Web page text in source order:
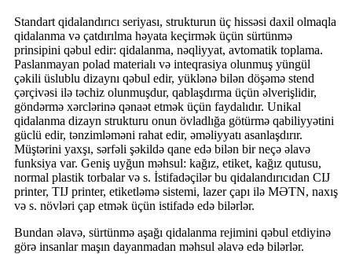
Standart qidalandırıcı seriyası, strukturun üç hissəsi daxil olmaqla
qidalanma və çatdırılma həyata keçirmək üçün sürtünmə
prinsipini qəbul edir: qidalanma, nəqliyyat, avtomatik toplama.
Paslanmayan polad materialı və inteqrasiya olunmuş yüngül
çəkili üslublu dizaynı qəbul edir, yüklənə bilən döşəmə stend
çərçivəsi ilə təchiz olunmuşdur, qablaşdırma üçün əlverişlidir,
göndərmə xərclərinə qənaət etmək üçün faydalıdır. Unikal
qidalanma dizayn strukturu onun övladlığa götürmə qabiliyyətini
güclü edir, tənzimləməni rahat edir, əməliyyatı asanlaşdırır.
Müştərini yaxşı, sərfəli şəkildə qane edə bilən bir neçə əlavə
funksiya var. Geniş uyğun məhsul: kağız, etiket, kağız qutusu,
normal plastik torbalar və s. İstifadəçilər bu qidalandırıcıdan CIJ
printer, TIJ printer, etiketləmə sistemi, lazer çapı ilə MƏTN, naxış
və s. növləri çap etmək üçün istifadə edə bilərlər.
Bundan əlavə, sürtünmə aşağı qidalanma rejimini qəbul etdiyinə
görə insanlar maşın dayanmadan məhsul əlavə edə bilərlər.